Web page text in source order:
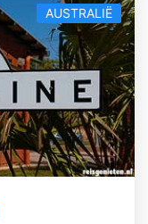
AUSTRALIË